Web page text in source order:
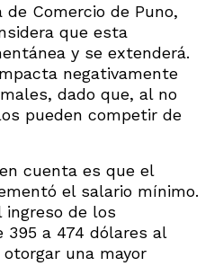
Comercio de Puno,
que esta
y se extenderá.
negativamente
dado que, al no
pueden competir de
cuenta es que el
el salario mínimo.
ingreso de los
395 a 474 dólares al
una mayor